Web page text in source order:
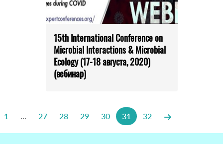
15th International Conference on
Microbial Interactions & Microbial
Ecology (17-18 августа, 2020)
(вебинар)
1 ... 27 28 29 30 31 32